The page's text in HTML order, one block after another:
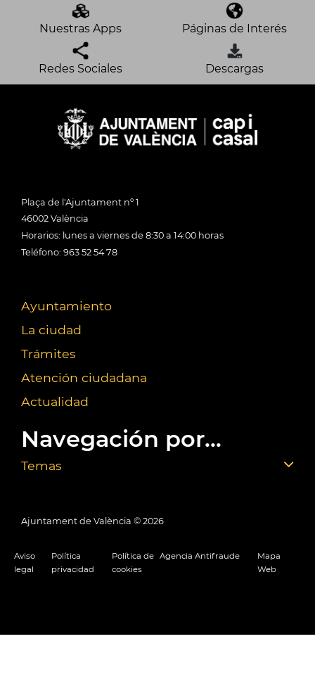
Nuestras Apps Páginas de Interés
Redes Sociales Descargas
Plaça de l'Ajuntament nº 1
46002 València
Horarios: lunes a viernes de 8:30 a 14:00 horas
Teléfono: 963 52 54 78
Ayuntamiento
La ciudad
Trámites
Atención ciudadana
Actualidad
Navegación por...
Temas
Ajuntament de València © 2026
Aviso
legal
Política
privacidad
Política de
cookies
Agencia Antifraude
Mapa
Web